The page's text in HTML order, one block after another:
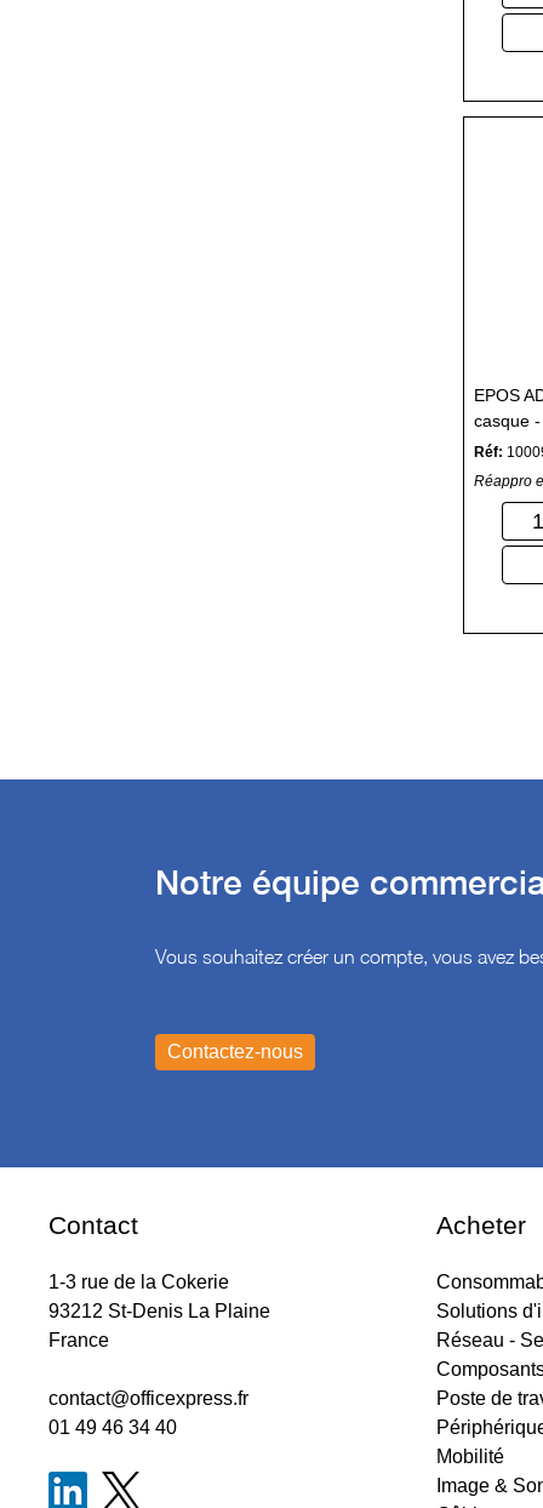
EPOS
casque
Réf:
Réappro
Notre équipe
Vous souhaitez créer un compte, vous avez
Contact
1-3 rue de la Cokerie
93212 St-Denis La Plaine
France
contact@officexpress.fr
01 49 46 34 40
Acheter
Solutions
Réseau -
Poste de
Mobilité
Image &